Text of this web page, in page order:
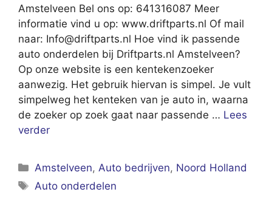
Amstelveen Bel ons op: 641316087 Meer
informatie vind u op: www.driftparts.nl Of mail
naar: Info@driftparts.nl Hoe vind ik passende
auto onderdelen bij Driftparts.nl Amstelveen?
Op onze website is een kentekenzoeker
aanwezig. Het gebruik hiervan is simpel. Je vult
simpelweg het kenteken van je auto in, waarna
de zoeker op zoek gaat naar passende … Lees
verder
Categorieën
Amstelveen, Auto bedrijven, Noord Holland
Tags
Auto onderdelen